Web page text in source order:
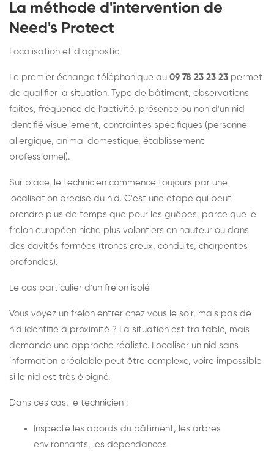
La méthode d'intervention de
Need's Protect
Localisation et diagnostic
Le premier échange téléphonique au 09 78 23 23 23 permet
de qualifier la situation. Type de bâtiment, observations
faites, fréquence de l'activité, présence ou non d'un nid
identifié visuellement, contraintes spécifiques (personne
allergique, animal domestique, établissement
professionnel).
Sur place, le technicien commence toujours par une
localisation précise du nid. C'est une étape qui peut
prendre plus de temps que pour les guêpes, parce que le
frelon européen niche plus volontiers en hauteur ou dans
des cavités fermées (troncs creux, conduits, charpentes
profondes).
Le cas particulier d'un frelon isolé
Vous voyez un frelon entrer chez vous le soir, mais pas de
nid identifié à proximité ? La situation est traitable, mais
demande une approche réaliste. Localiser un nid sans
information préalable peut être complexe, voire impossible
si le nid est très éloigné.
Dans ces cas, le technicien :
Inspecte les abords du bâtiment, les arbres
environnants, les dépendances